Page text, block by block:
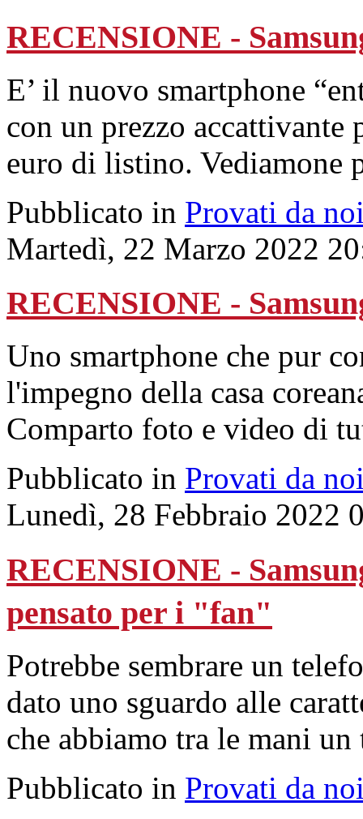
RECENSIONE -
E’ il nuovo smartphone
con un prezzo
euro di listino. Vediamone
Pubblicato in Provati da
Martedì, 22 Marzo 2022
RECENSIONE -
Uno smartphone che pur
l'impegno della casa
Comparto foto e video di
Pubblicato in Provati da
Lunedì, 28 Febbraio 2022
RECENSIONE -
pensato per i "fan"
Potrebbe sembrare un
dato uno sguardo alle
che abbiamo tra le mani
Pubblicato in Provati da